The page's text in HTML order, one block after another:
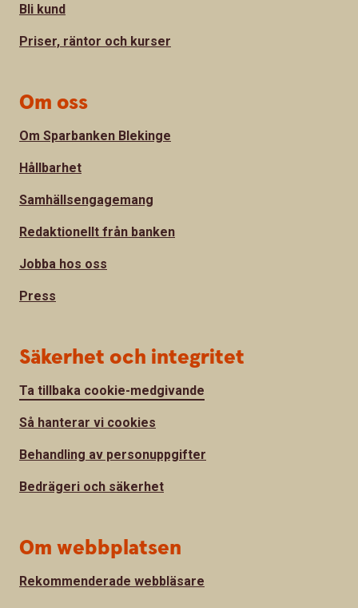
Bli kund
Priser, räntor och kurser
Om oss
Om Sparbanken Blekinge
Hållbarhet
Samhällsengagemang
Redaktionellt från banken
Jobba hos oss
Press
Säkerhet och integritet
Ta tillbaka cookie-medgivande
Så hanterar vi cookies
Behandling av personuppgifter
Bedrägeri och säkerhet
Om webbplatsen
Rekommenderade webbläsare